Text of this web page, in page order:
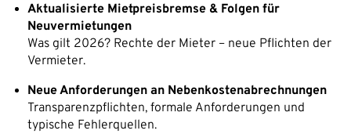
Aktualisierte Mietpreisbremse & Folgen für
Neuvermietungen
Was gilt 2026? Rechte der Mieter – neue Pflichten der
Vermieter.
Neue Anforderungen an Nebenkostenabrechnungen
Transparenzpflichten, formale Anforderungen und
typische Fehlerquellen.